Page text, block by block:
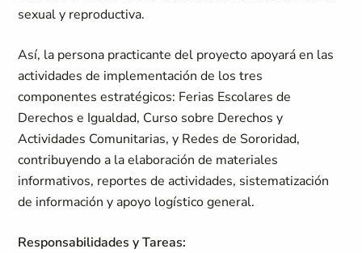
sexual y reproductiva.
Así, la persona practicante del proyecto apoyará en las
actividades de implementación de los tres
componentes estratégicos: Ferias Escolares de
Derechos e Igualdad, Curso sobre Derechos y
Actividades Comunitarias, y Redes de Sororidad,
contribuyendo a la elaboración de materiales
informativos, reportes de actividades, sistematización
de información y apoyo logístico general.
Responsabilidades y Tareas: